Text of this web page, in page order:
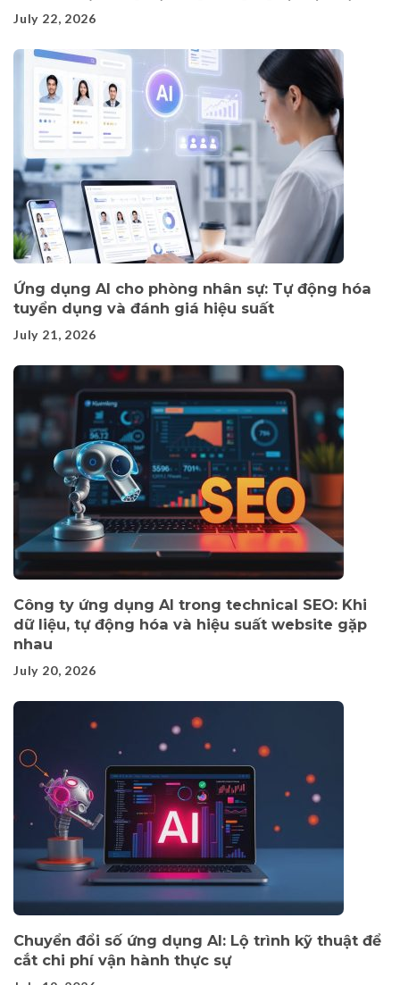
July 22, 2026
Ứng dụng AI cho phòng nhân sự: Tự động hóa
tuyển dụng và đánh giá hiệu suất
July 21, 2026
Công ty ứng dụng AI trong technical SEO: Khi
dữ liệu, tự động hóa và hiệu suất website gặp
nhau
July 20, 2026
Chuyển đổi số ứng dụng AI: Lộ trình kỹ thuật để
cắt chi phí vận hành thực sự